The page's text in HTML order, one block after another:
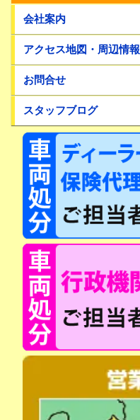
会社案内
アクセス地図・周辺情報
お問合せ
スタッフブログ